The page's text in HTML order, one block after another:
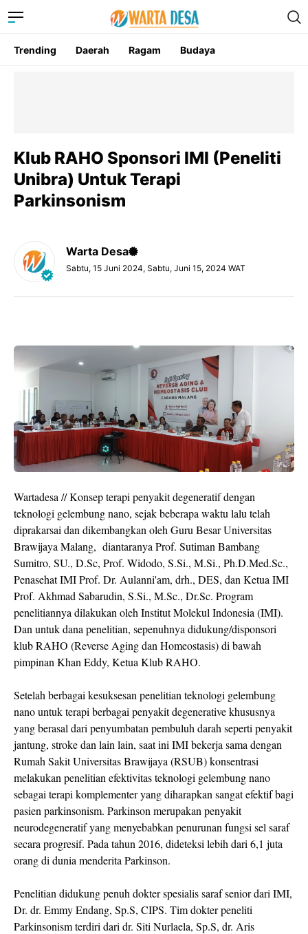
Trending Daerah Ragam Budaya
Klub RAHO Sponsori IMI (Peneliti
Unibra) Untuk Terapi
Parkinsonism
Warta Desa
Sabtu, 15 Juni 2024, Sabtu, Juni 15, 2024 WAT
Wartadesa // Konsep terapi penyakit degeneratif dengan
teknologi gelembung nano, sejak beberapa waktu lalu telah
diprakarsai dan dikembangkan oleh Guru Besar Universitas
Brawijaya Malang, diantaranya Prof. Sutiman Bambang
Sumitro, SU., D.Sc, Prof. Widodo, S.Si., M.Si., Ph.D.Med.Sc.,
Penasehat IMI Prof. Dr. Aulanni'am, drh., DES, dan Ketua IMI
Prof. Akhmad Sabarudin, S.Si., M.Sc., Dr.Sc. Program
penelitiannya dilakukan oleh Institut Molekul Indonesia (IMI).
Dan untuk dana penelitian, sepenuhnya didukung/disponsori
klub RAHO (Reverse Aging dan Homeostasis) di bawah
pimpinan Khan Eddy, Ketua Klub RAHO.
Setelah berbagai kesuksesan penelitian teknologi gelembung
nano untuk terapi berbagai penyakit degenerative khususnya
yang berasal dari penyumbatan pembuluh darah seperti penyakit
jantung, stroke dan lain lain, saat ini IMI bekerja sama dengan
Rumah Sakit Universitas Brawijaya (RSUB) konsentrasi
melakukan penelitian efektivitas teknologi gelembung nano
sebagai terapi komplementer yang diharapkan sangat efektif bagi
pasien parkinsonism. Parkinson merupakan penyakit
neurodegeneratif yang menyebabkan penurunan fungsi sel saraf
secara progresif. Pada tahun 2016, dideteksi lebih dari 6,1 juta
orang di dunia menderita Parkinson.
Penelitian didukung penuh dokter spesialis saraf senior dari IMI,
Dr. dr. Emmy Endang, Sp.S, CIPS. Tim dokter peneliti
Parkinsonism terdiri dari dr. Siti Nurlaela, Sp.S, dr. Aris